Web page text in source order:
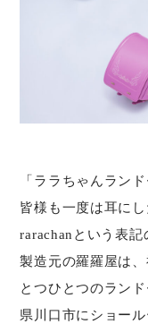
「ララちゃんランド
皆様も一度は耳に
rarachanという表記
製造元の羅羅屋は
とつひとつのラン
県川口市にショー